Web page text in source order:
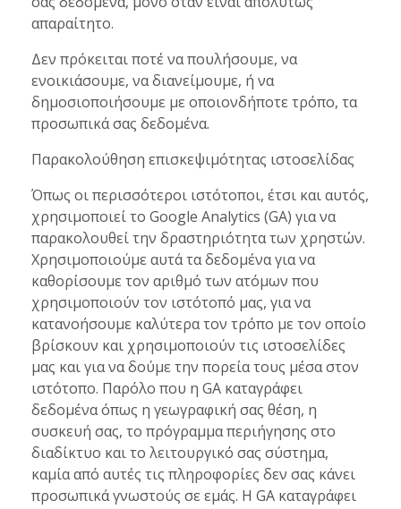
απαραίτητο.
Δεν πρόκειται ποτέ να πουλήσουμε, να
ενοικιάσουμε, να διανείμουμε, ή να
δημοσιοποιήσουμε με οποιονδήποτε τρόπο, τα
προσωπικά σας δεδομένα.
Παρακολούθηση επισκεψιμότητας ιστοσελίδας
Όπως οι περισσότεροι ιστότοποι, έτσι και αυτός,
χρησιμοποιεί το Google Analytics (GA) για να
παρακολουθεί την δραστηριότητα των χρηστών.
Χρησιμοποιούμε αυτά τα δεδομένα για να
καθορίσουμε τον αριθμό των ατόμων που
χρησιμοποιούν τον ιστότοπό μας, για να
κατανοήσουμε καλύτερα τον τρόπο με τον οποίο
βρίσκουν και χρησιμοποιούν τις ιστοσελίδες
μας και για να δούμε την πορεία τους μέσα στον
ιστότοπο. Παρόλο που η GA καταγράφει
δεδομένα όπως η γεωγραφική σας θέση, η
συσκευή σας, το πρόγραμμα περιήγησης στο
διαδίκτυο και το λειτουργικό σας σύστημα,
καμία από αυτές τις πληροφορίες δεν σας κάνει
προσωπικά γνωστούς σε εμάς. Η GA καταγράφει